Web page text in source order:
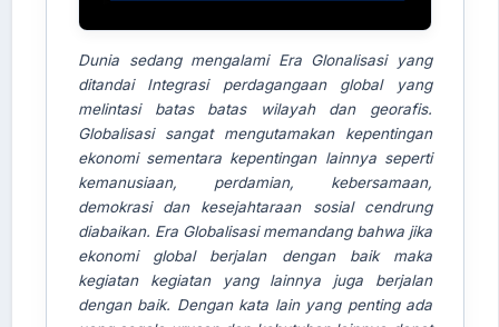
Dunia sedang mengalami Era Glonalisasi yang
ditandai Integrasi perdagangaan global yang
melintasi batas batas wilayah dan georafis.
Globalisasi sangat mengutamakan kepentingan
ekonomi sementara kepentingan lainnya seperti
kemanusiaan, perdamian, kebersamaan,
demokrasi dan kesejahtaraan sosial cendrung
diabaikan. Era Globalisasi memandang bahwa jika
ekonomi global berjalan dengan baik maka
kegiatan kegiatan yang lainnya juga berjalan
dengan baik. Dengan kata lain yang penting ada